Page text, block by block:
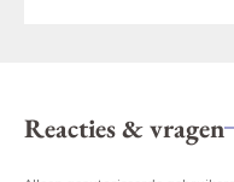
Reacties & vragen